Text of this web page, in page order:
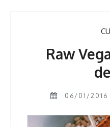
Raw
06/01/2016